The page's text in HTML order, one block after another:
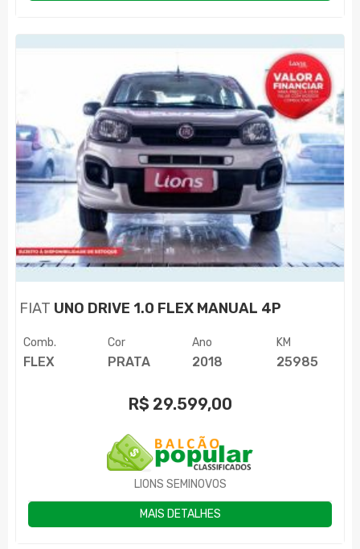
FIAT UNO DRIVE 1.0 FLEX MANUAL 4P
Comb.
FLEX
Cor
PRATA
Ano
2018
KM
25985
R$ 29.599,00
LIONS SEMINOVOS
MAIS DETALHES